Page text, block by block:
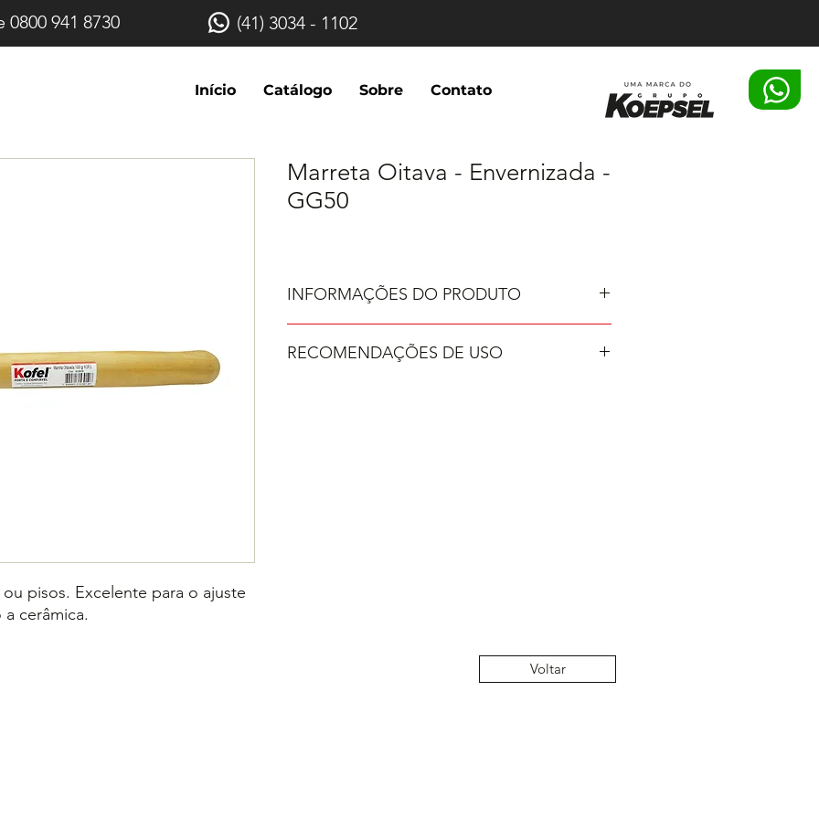
0800 941 8730 (41) 3034 - 1102
Início Catálogo Sobre Contato
pisos. Excelente para o ajuste
cerâmica.
Marreta Oitava - Envernizada -
GG50
INFORMAÇÕES DO PRODUTO
Envernizada;
RECOMENDAÇÕES DE USO
Voltar